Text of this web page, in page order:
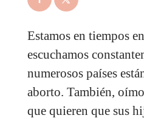
Estamos en tiempos
escuchamos
numerosos países
aborto. También,
que quieren que sus